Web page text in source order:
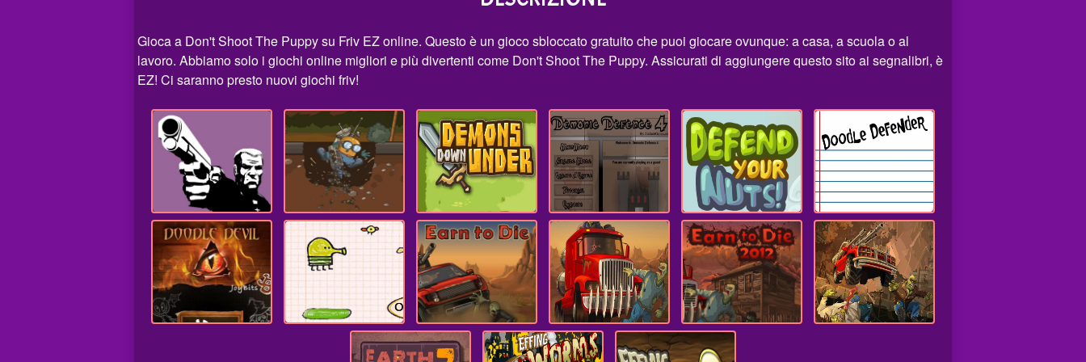
Gioca a Don't Shoot The Puppy su Friv EZ online. Questo è un gioco sbloccato gratuito che puoi giocare ovunque: a casa, a scuola o al
lavoro. Abbiamo solo i giochi online migliori e più divertenti come Don't Shoot The Puppy. Assicurati di aggiungere questo sito ai segnalibri, è
EZ! Ci saranno presto nuovi giochi friv!